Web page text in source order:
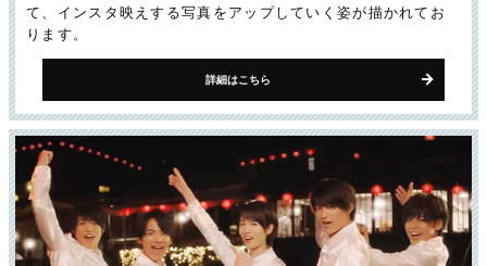
て、インスタ映えする写真をアップしていく姿が描かれてお
ります。
詳細はこちら